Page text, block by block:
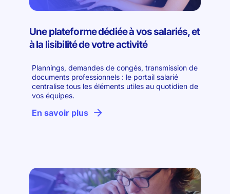
Une plateforme dédiée à vos salariés, et
à la lisibilité de votre activité
Plannings, demandes de congés, transmission de
documents professionnels : le portail salarié
centralise tous les éléments utiles au quotidien de
vos équipes.
En savoir plus